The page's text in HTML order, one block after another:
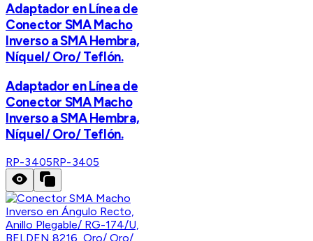
Adaptador en Línea de
Conector SMA Macho
Inverso a SMA Hembra,
Níquel/ Oro/ Teflón.
Adaptador en Línea de
Conector SMA Macho
Inverso a SMA Hembra,
Níquel/ Oro/ Teflón.
RP-3405RP-3405